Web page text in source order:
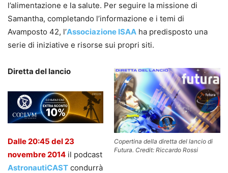
l’alimentazione e la salute. Per seguire la missione di
Samantha, completando l’informazione e i temi di
Avamposto 42, l’Associazione ISAA ha predisposto una
serie di iniziative e risorse sui propri siti.
Copertina della diretta del lancio di
Futura. Credit: Riccardo Rossi
Diretta del lancio
Dalle 20:45 del 23
novembre 2014 il podcast
AstronautiCAST condurrà